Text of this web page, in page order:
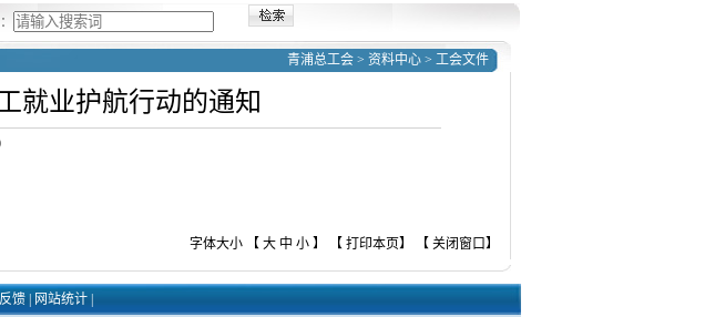
青浦总工会 > 资料中心 > 工会文件
就业护航行动的通知
字体大小 【 大 中 小】 【 打印本页】 【 关闭窗口】
馈| 网站统计|